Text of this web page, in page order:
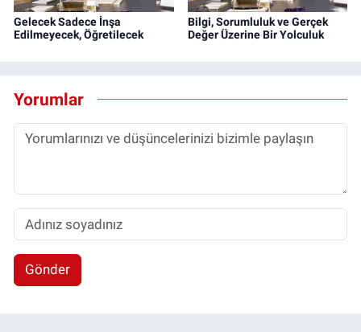
Gelecek Sadece İnşa
Edilmeyecek, Öğretilecek
Bilgi, Sorumluluk ve Gerçek
Değer Üzerine Bir Yolculuk
Yorumlar
Gönder